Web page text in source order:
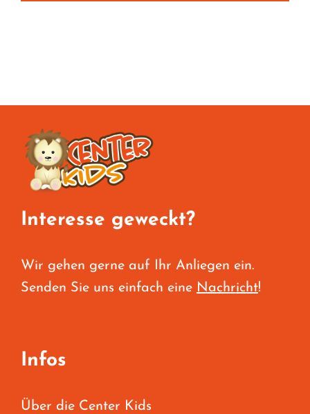
Interesse geweckt?
Wir gehen gerne auf Ihr Anliegen ein.
Senden Sie uns einfach eine Nachricht!
Infos
Über die Center Kids